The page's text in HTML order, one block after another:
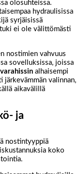
olosuhteissa.
hydraulisissa
syrjäisissä
ei ole välittömästi
nostimien vahvuus
sovelluksissa, joissa
alhaisempi
järkevämmän valinnan,
aikavälillä
ja
nostintyyppiä
koko